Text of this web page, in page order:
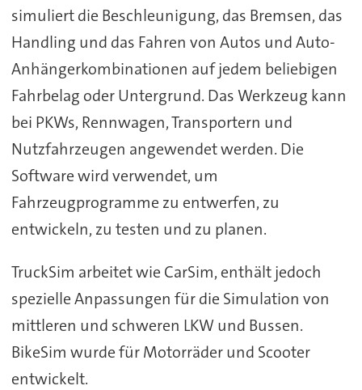
simuliert die Beschleunigung, das Bremsen, das
Handling und das Fahren von Autos und Auto-
Anhängerkombinationen auf jedem beliebigen
Fahrbelag oder Untergrund. Das Werkzeug kann
bei PKWs, Rennwagen, Transportern und
Nutzfahrzeugen angewendet werden. Die
Software wird verwendet, um
Fahrzeugprogramme zu entwerfen, zu
entwickeln, zu testen und zu planen.
TruckSim arbeitet wie CarSim, enthält jedoch
spezielle Anpassungen für die Simulation von
mittleren und schweren LKW und Bussen.
BikeSim wurde für Motorräder und Scooter
entwickelt.